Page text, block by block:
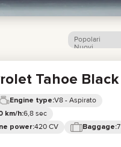
Popolari
Nuovi
Tahoe Black
Engine type:V8 - Aspirato
km/h:6,8 sec
power:420 CV Baggage:7